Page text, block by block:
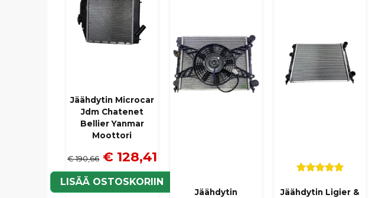
Jäähdytin Microcar
Jdm Chatenet
Bellier Yanmar
Moottori
€ 190,66 € 128,41
LISÄÄ OSTOSKORIIN
Jäähdytin
Jäähdytin Ligier &